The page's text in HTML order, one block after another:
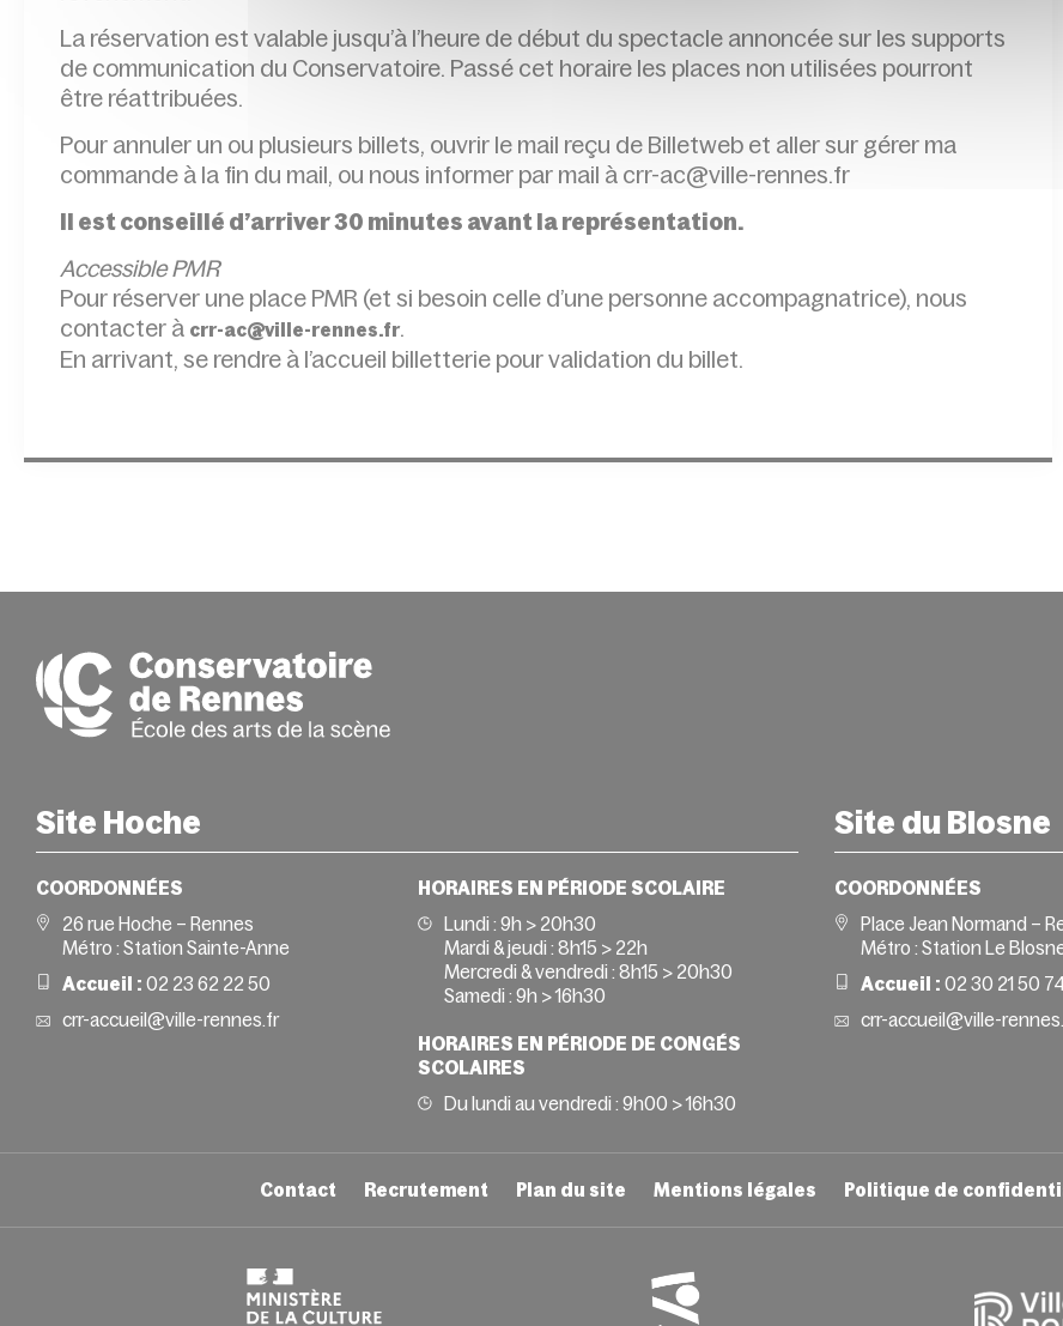
La réservation est valable jusqu’à l’heure de début du spectacle annoncée sur les supports
de communication du Conservatoire. Passé cet horaire les places non utilisées pourront
être réattribuées.
Pour annuler un ou plusieurs billets, ouvrir le mail reçu de Billetweb et aller sur gérer ma
commande à la fin du mail, ou nous informer par mail à crr-ac@ville-rennes.fr
Il est conseillé d’arriver 30 minutes avant la représentation.
Accessible PMR
Pour réserver une place PMR (et si besoin celle d’une personne accompagnatrice), nous
contacter à crr-ac@ville-rennes.fr.
En arrivant, se rendre à l’accueil billetterie pour validation du billet.
Site Hoche
COORDONNÉES
26 rue Hoche – Rennes
Métro : Station Sainte-Anne
Accueil : 02 23 62 22 50
crr-accueil@ville-rennes.fr
HORAIRES EN PÉRIODE SCOLAIRE
Lundi : 9h > 20h30
Mardi & jeudi : 8h15 > 22h
Mercredi & vendredi : 8h15 > 20h30
Samedi : 9h > 16h30
HORAIRES EN PÉRIODE DE CONGÉS
SCOLAIRES
Du lundi au vendredi : 9h00 > 16h30
Site du Blosne
COORDONNÉES
Place Jean Normand –
Métro : Station Le
Accueil : 02 30 21 50 74
crr-accueil@ville-
Contact Recrutement Plan du site Mentions légales Politique de